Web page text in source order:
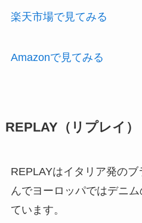
楽天市場で見てみる
Amazonで見てみる
REPLAY（リプレイ）
REPLAYはイタリア発の
んでヨーロッパではデニ
ています。